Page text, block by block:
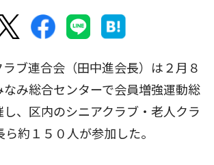
ブ連合会（田中進会長）は２月８
なみ総合センターで会員増強運動総
、区内のシニアクラブ・老人クラ
約１５０人が参加した。